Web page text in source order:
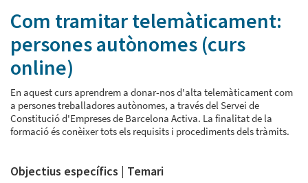
Com tramitar telemàticament:
persones autònomes (curs
online)
En aquest curs aprendrem a donar-nos d'alta telemàticament com
a persones treballadores autònomes, a través del Servei de
Constitució d'Empreses de Barcelona Activa. La finalitat de la
formació és conèixer tots els requisits i procediments dels tràmits.
Objectius específics | Temari